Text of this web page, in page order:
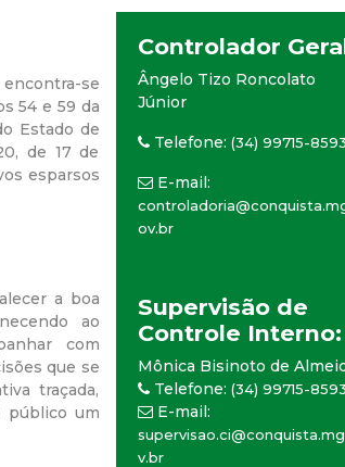
se
54 e 59 da
Estado de
de 17 de
esparsos
a boa
ao
com
que se
traçada,
público um
Controlador
Ângelo Tizo Roncolato
Júnior
Telefone: (34) 99715-8593
E-mail:
ov.br
Supervisão de
Controle Interno:
Mônica Bisinoto de
Telefone: (34) 99715-8593
E-mail:
v.br